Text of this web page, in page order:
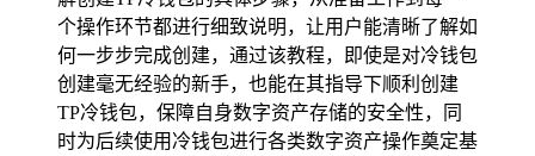
个操作环节都进行细致说明，让用户能清晰了解如
何一步步完成创建，通过该教程，即使是对冷钱包
创建毫无经验的新手，也能在其指导下顺利创建
TP冷钱包，保障自身数字资产存储的安全性，同
时为后续使用冷钱包进行各类数字资产操作奠定基